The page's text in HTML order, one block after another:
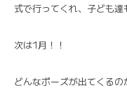
式で行ってくれ、子ども
次は1月！！
どんなポーズが出てくるの